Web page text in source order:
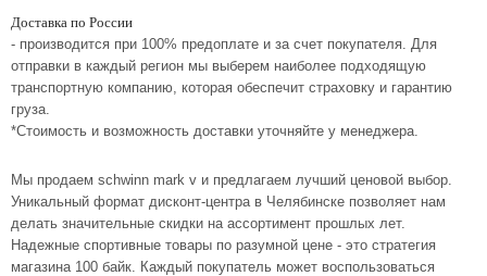
Доставка по России
- производится при 100% предоплате и за счет покупателя. Для
отправки в каждый регион мы выберем наиболее подходящую
транспортную компанию, которая обеспечит страховку и гарантию
груза.
*Стоимость и возможность доставки уточняйте у менеджера.
Мы продаем schwinn mark v и предлагаем лучший ценовой выбор.
Уникальный формат дисконт-центра в Челябинске позволяет нам
делать значительные скидки на ассортимент прошлых лет.
Надежные спортивные товары по разумной цене - это стратегия
магазина 100 байк. Каждый покупатель может воспользоваться